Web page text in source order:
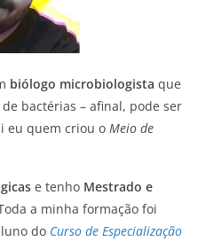
biólogo microbiologista que
bactérias – afinal, pode ser
eu quem criou o Meio de
e tenho Mestrado e
a minha formação foi
do Curso de Especialização